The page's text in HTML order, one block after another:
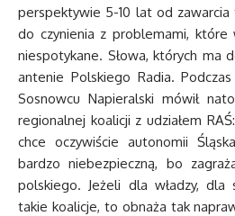
perspektywie 5-10 lat od
do czynienia z problemami, które
niespotykane. Słowa, których ma
antenie Polskiego Radia.
Sosnowcu Napieralski mówił
regionalnej koalicji z udziałem
chce oczywiście autonomii
bardzo niebezpieczną, bo
polskiego. Jeżeli dla władzy, dla
takie koalicje, to obnaża tak